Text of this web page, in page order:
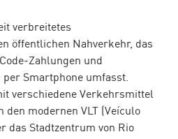
verbreitetes
öffentlichen Nahverkehr, das
Zahlungen und
Smartphone umfasst.
verschiedene Verkehrsmittel
den modernen VLT (Veículo
das Stadtzentrum von Rio